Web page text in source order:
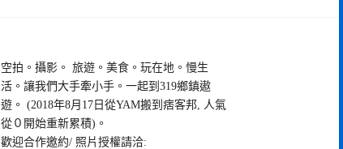
空拍。攝影。 旅遊。美食。玩在地。慢生
活。讓我們大手牽小手。一起到319鄉鎮遨
遊。 (2018年8月17日從YAM搬到痞客邦, 人氣
從０開始重新累積)。
歡迎合作邀約/ 照片授權請洽: